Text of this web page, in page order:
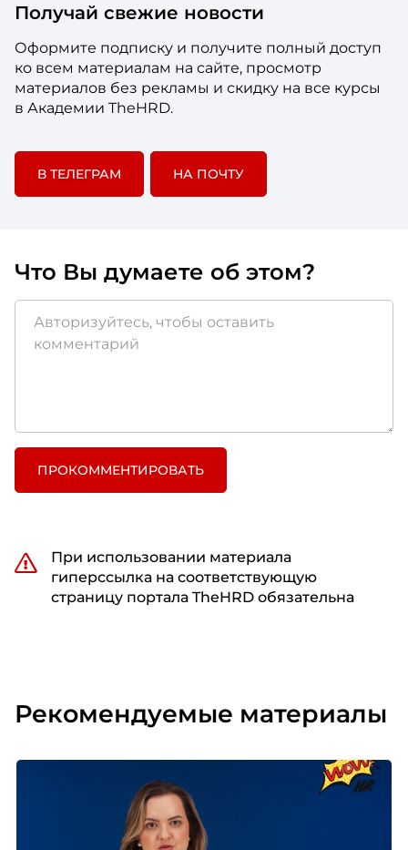
Получай свежие новости
Оформите подписку и получите полный доступ
ко всем материалам на сайте, просмотр
материалов без рекламы и скидку на все курсы
в Академии TheHRD.
В ТЕЛЕГРАМ НА ПОЧТУ
Что Вы думаете об этом?
ПРОКОММЕНТИРОВАТЬ
При использовании материала
гиперссылка на соответствующую
страницу портала TheHRD обязательна
Рекомендуемые материалы